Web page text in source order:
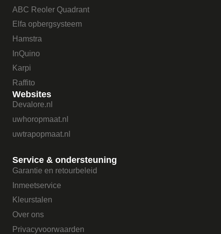
ABC Reoler Quadrant
Elfa opbergsysteem
Hamstra
InQuino
Karpi
Raffito
Websites
Devalore.nl
uwhoropmaat.nl
uwtrapopmaat.nl
Service & ondersteuning
Garantie en retourbeleid
Inmeetservice
Kleurstalen
Over ons
Privacyvoorwaarden